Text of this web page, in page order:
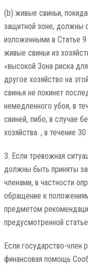
(b) живые свиньи,
защитной зоне, должны
изложенными в Статье 9
живые свиньи из
«высокой Зона риска
другое хозяйство на
свинья не покинет
немедленного убоя, в
свиней, либо, в случае
хозяйства. , в течение
3. Если тревожная
должны быть приняты
членами, в частности
обращение к
предметом
предусмотренной
Если государство-член
финансовая помощь